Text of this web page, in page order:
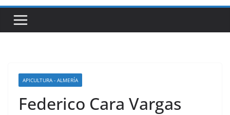
APICULTURA - ALMERÍA
Federico Cara Vargas